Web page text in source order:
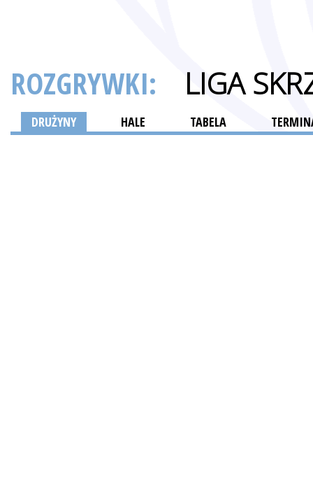
ROZGRYWKI: LIGA
DRUŻYNY HALE TABELA